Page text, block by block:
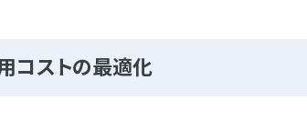
コストの最適化